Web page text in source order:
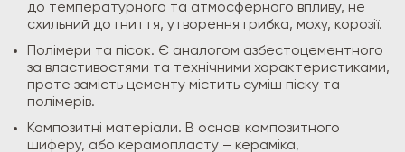
до температурного та атмосферного впливу, не
схильний до гниття, утворення грибка, моху, корозії.
Полімери та пісок. Є аналогом азбестоцементного
за властивостями та технічними характеристиками,
проте замість цементу містить суміш піску та
полімерів.
Композитні матеріали. В основі композитного
шиферу, або керамопласту – кераміка,